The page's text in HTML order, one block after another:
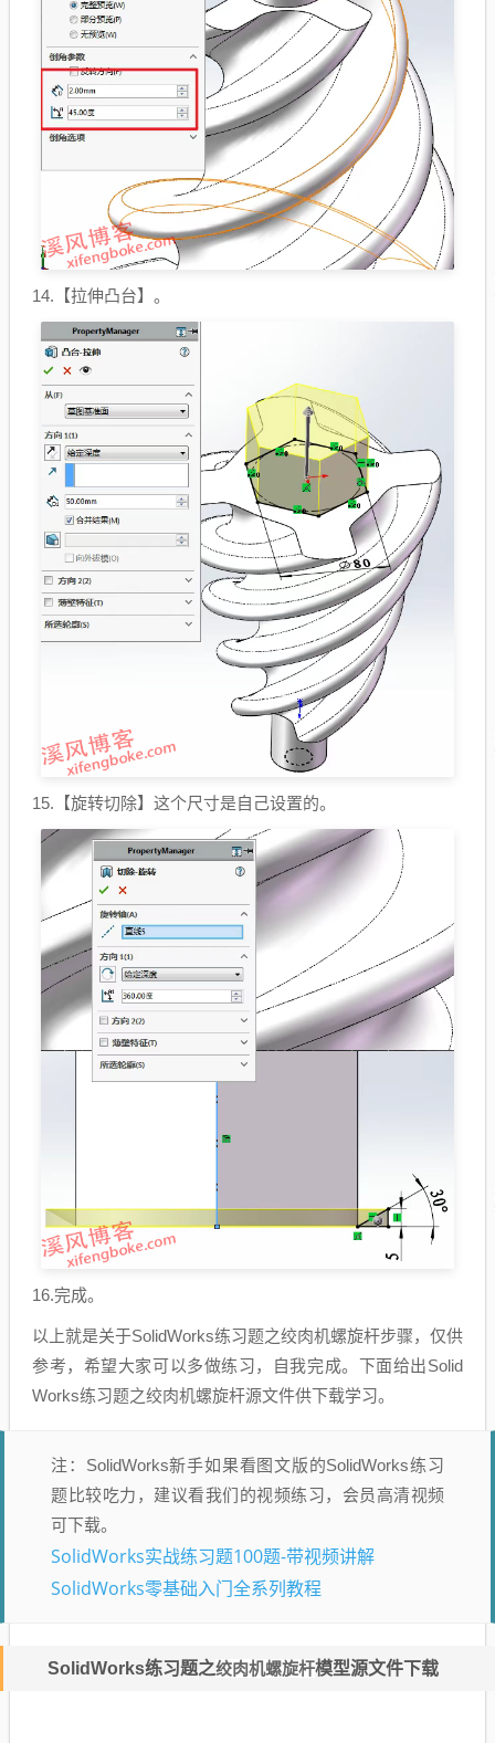
14.【拉伸凸台】。
15.【旋转切除】这个尺寸是自己设置的。
16.完成。
以上就是关于SolidWorks练习题之绞肉机螺旋杆步骤，仅供
参考，希望大家可以多做练习，自我完成。下面给出Solid
Works练习题之绞肉机螺旋杆源文件供下载学习。
注：SolidWorks新手如果看图文版的SolidWorks练习
题比较吃力，建议看我们的视频练习，会员高清视频
可下载。
SolidWorks实战练习题100题-带视频讲解
SolidWorks零基础入门全系列教程
SolidWorks练习题之绞肉机螺旋杆模型源文件下载